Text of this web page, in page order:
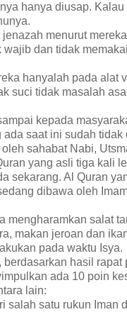
hanya diusap. Kalau
jenazah menurut
wajib dan tidak
hanyalah pada alat
suci tidak masalah
kepada
ada saat ini sudah tidak
sahabat Nabi,
yang asli tiga kali
sekarang. Al Quran
dibawa oleh
mengharamkan salat
makan jeroan dan
pada waktu Isya.
hasil rapat
ada 10 poin
lain:
salah satu rukun Iman